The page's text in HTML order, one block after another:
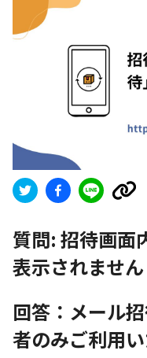
質問: 招待画面
表示されません
回答：メール
者のみご利用い